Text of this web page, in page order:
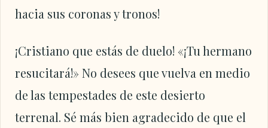
hacia sus coronas y tronos!
¡Cristiano que estás de duelo! «¡Tu hermano
resucitará!» No desees que vuelva en medio
de las tempestades de este desierto
terrenal. Sé más bien agradecido de que el